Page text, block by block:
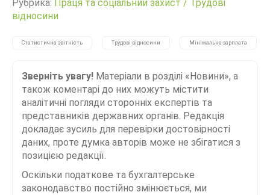
Рубрика: Праця та соціальний захист /
Трудові
відносини
Статистична звітність Трудові відносини Мінімальна зарплата
Зверніть увагу! Матеріали в розділі «Новини», а
також коментарі до них можуть містити
аналітичні погляди сторонніх експертів та
представників державних органів. Редакція
докладає зусиль для перевірки достовірності
даних, проте думка авторів може не збігатися з
позицією редакції.
Оскільки податкове та бухгалтерське
законодавство постійно змінюється, ми